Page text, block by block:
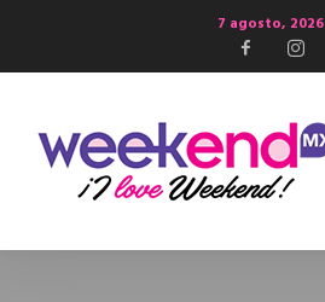
7 agosto, 2026